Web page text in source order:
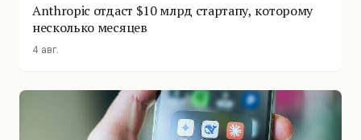
Anthropic отдаст $10 млрд стартапу, которому
несколько месяцев
4 авг.